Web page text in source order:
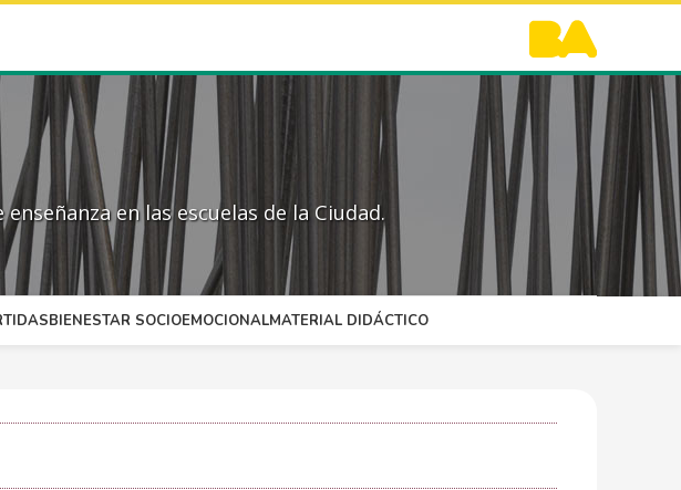
en las escuelas de la Ciudad.
BIENESTAR SOCIOEMOCIONALMATERIAL DIDÁCTICO